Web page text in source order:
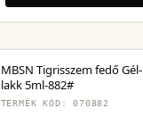
MBSN Tigrisszem fedő Gél-
lakk 5ml-882#
TERMÉK KÓD: 070882